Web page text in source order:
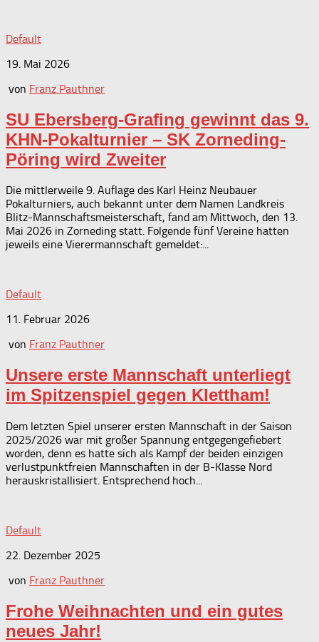
Default
19. Mai 2026
von Franz Pauthner
SU Ebersberg-Grafing gewinnt das 9.
KHN-Pokalturnier – SK Zorneding-
Pöring wird Zweiter
Die mittlerweile 9. Auflage des Karl Heinz Neubauer
Pokalturniers, auch bekannt unter dem Namen Landkreis
Blitz-Mannschaftsmeisterschaft, fand am Mittwoch, den 13.
Mai 2026 in Zorneding statt. Folgende fünf Vereine hatten
jeweils eine Vierermannschaft gemeldet:...
Default
11. Februar 2026
von Franz Pauthner
Unsere erste Mannschaft unterliegt
im Spitzenspiel gegen Klettham!
Dem letzten Spiel unserer ersten Mannschaft in der Saison
2025/2026 war mit großer Spannung entgegengefiebert
worden, denn es hatte sich als Kampf der beiden einzigen
verlustpunktfreien Mannschaften in der B-Klasse Nord
herauskristallisiert. Entsprechend hoch...
Default
22. Dezember 2025
von Franz Pauthner
Frohe Weihnachten und ein gutes
neues Jahr!